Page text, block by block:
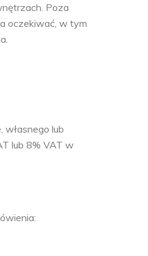
Poza
oczekiwać, w tym
lub
lub 8% VAT w